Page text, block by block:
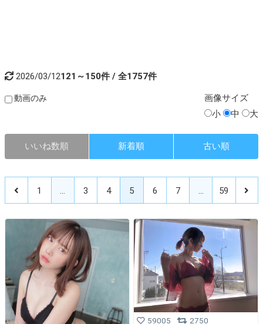
2026/03/12121～150件 / 全1757件
動画のみ 画像サイズ
小
中 大
いいね数順 新着順 古い順
1 … 3 4 5 6 7 … 59
59005
2750